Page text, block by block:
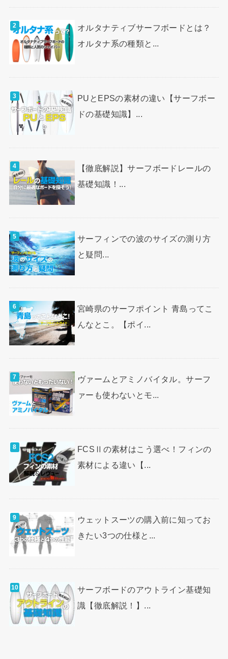
オルタナティブサーフボードとは？
オルタナ系の種類と...
PUとEPSの素材の違い【サーフボー
ドの基礎知識】...
【徹底解説】サーフボードレールの
基礎知識！...
サーフィンでの波のサイズの測り方
と疑問...
宮崎県のサーフポイント 青島ってこ
んなとこ。【ポイ...
ヴァームとアミノバイタル。サーフ
ァーも使わないとモ...
FCSⅡの素材はこう選べ！フィンの
素材による違い【...
ウェットスーツの購入前に知ってお
きたい3つの仕様と...
サーフボードのアウトライン基礎知
識【徹底解説！】...